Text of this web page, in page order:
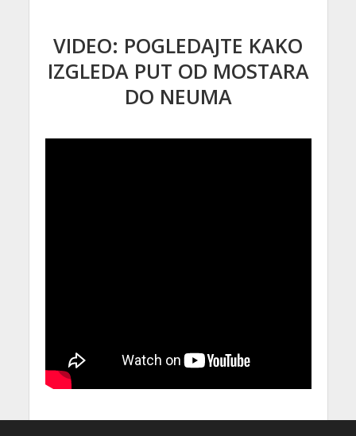
VIDEO: POGLEDAJTE KAKO
IZGLEDA PUT OD MOSTARA
DO NEUMA